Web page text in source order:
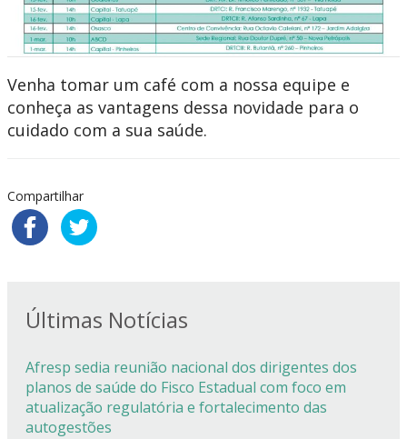
Venha tomar um café com a nossa equipe e
conheça as vantagens dessa novidade para o
cuidado com a sua saúde.
Compartilhar
Últimas Notícias
Afresp sedia reunião nacional dos dirigentes dos
planos de saúde do Fisco Estadual com foco em
atualização regulatória e fortalecimento das
autogestões